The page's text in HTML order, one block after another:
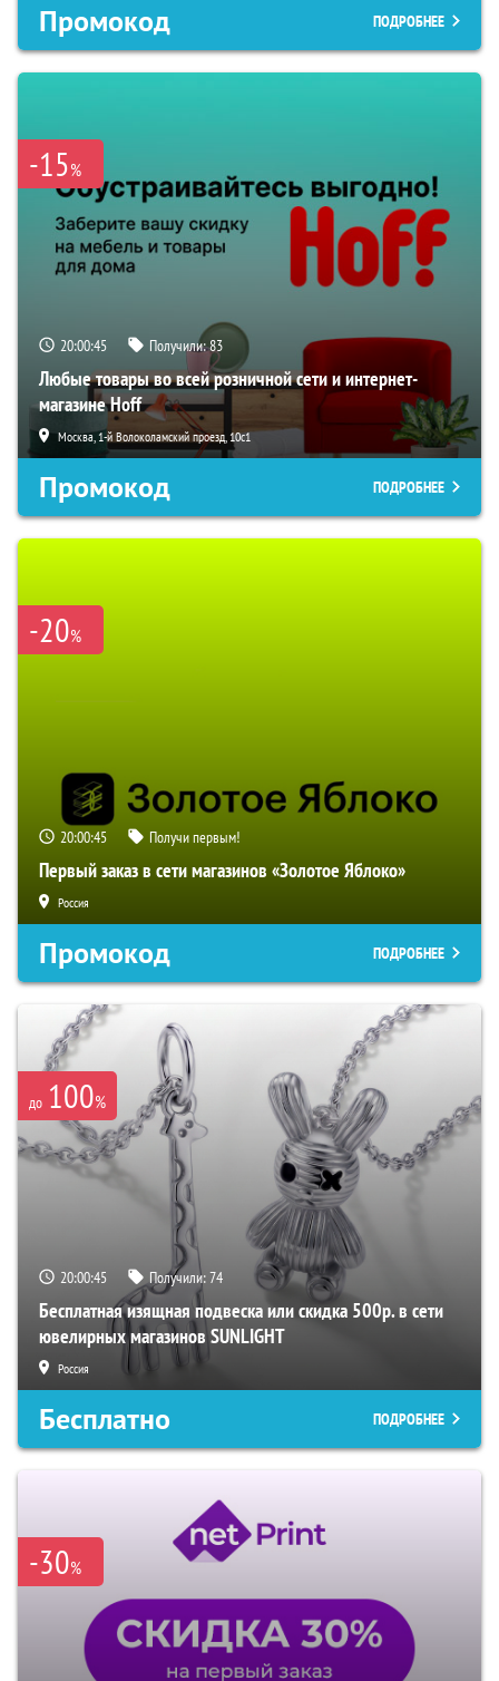
Промокод ПОДРОБНЕЕ
-15%
20:00:44 Получили:83
Любые товары во всей розничной сети и интернет-
магазине Hoff
Москва, 1-й Волоколамский проезд, 10с1
Промокод ПОДРОБНЕЕ
-20%
20:00:44 Получи первым!
Первый заказ в сети магазинов «Золотое Яблоко»
Россия
Промокод ПОДРОБНЕЕ
до 100%
20:00:44 Получили:74
Бесплатная изящная подвеска или скидка 500р. в сети
ювелирных магазинов SUNLIGHT
Россия
Бесплатно ПОДРОБНЕЕ
-30%